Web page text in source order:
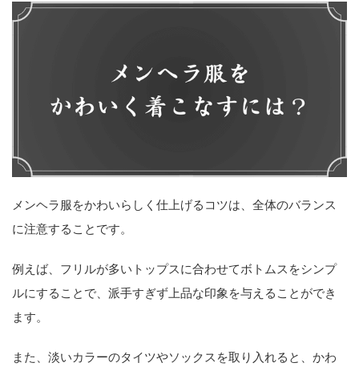
メンヘラ服をかわいらしく仕上げるコツは、全体のバランス
に注意することです。
例えば、フリルが多いトップスに合わせてボトムスをシンプ
ルにすることで、派手すぎず上品な印象を与えることができ
ます。
また、淡いカラーのタイツやソックスを取り入れると、かわ